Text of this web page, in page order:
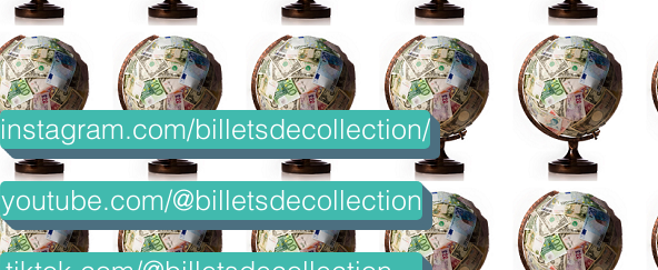
instagram.com/billetsdecollection/
youtube.com/@billetsdecollection